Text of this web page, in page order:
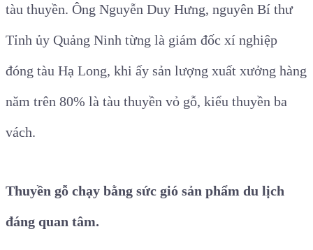
tàu thuyền. Ông Nguyễn Duy Hưng, nguyên Bí thư
Tỉnh ủy Quảng Ninh từng là giám đốc xí nghiệp
đóng tàu Hạ Long, khi ấy sản lượng xuất xưởng hàng
năm trên 80% là tàu thuyền vỏ gỗ, kiểu thuyền ba
vách.
Thuyền gỗ chạy bằng sức gió sản phẩm du lịch
đáng quan tâm.